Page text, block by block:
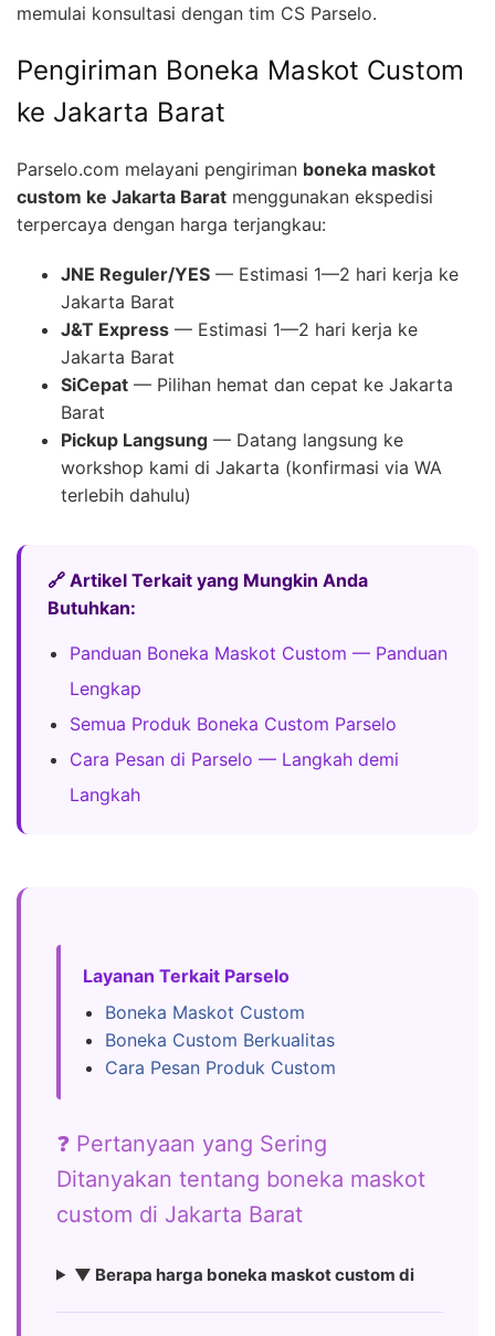
memulai konsultasi dengan tim CS Parselo.
Pengiriman Boneka Maskot Custom
ke Jakarta Barat
Parselo.com melayani pengiriman boneka maskot
custom ke Jakarta Barat menggunakan ekspedisi
terpercaya dengan harga terjangkau:
JNE Reguler/YES — Estimasi 1—2 hari kerja ke
Jakarta Barat
J&T Express — Estimasi 1—2 hari kerja ke
Jakarta Barat
SiCepat — Pilihan hemat dan cepat ke Jakarta
Barat
Pickup Langsung — Datang langsung ke
workshop kami di Jakarta (konfirmasi via WA
terlebih dahulu)
🔗 Artikel Terkait yang Mungkin Anda
Butuhkan:
Panduan Boneka Maskot Custom — Panduan
Lengkap
Semua Produk Boneka Custom Parselo
Cara Pesan di Parselo — Langkah demi
Langkah
Layanan Terkait Parselo
Boneka Maskot Custom
Boneka Custom Berkualitas
Cara Pesan Produk Custom
❓ Pertanyaan yang Sering
Ditanyakan tentang boneka maskot
custom di Jakarta Barat
▼ Berapa harga boneka maskot custom di